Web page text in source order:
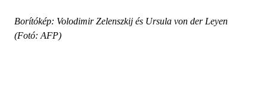
Borítókép: Volodimir Zelenszkij és Ursula von der Leyen
(Fotó: AFP)